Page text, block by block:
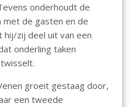
onderhoudt de
de gasten en de
zij deel uit van een
onderling taken
groeit gestaag door,
een tweede